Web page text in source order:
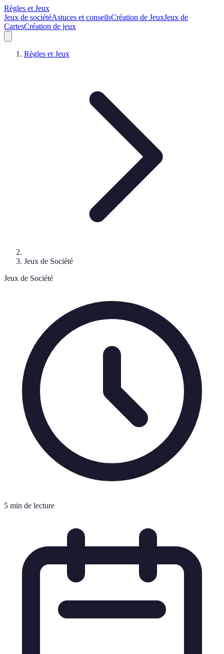
Règles et Jeux
Jeux de sociétéAstuces et conseilsCréation de JeuxJeux de
CartesCréation de jeux
Règles et Jeux
Jeux de Société
Jeux de Société
5 min de lecture